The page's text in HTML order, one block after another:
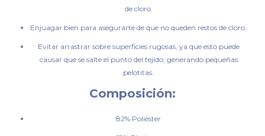
de cloro.
Enjuagar bien para asegurarte de que no queden restos de cloro.
Evitar arrastrar sobre superficies rugosas, ya que esto puede
causar que se salte el punto del tejido, generando pequeñas
pelotitas.
Composición:
82% Poliéster